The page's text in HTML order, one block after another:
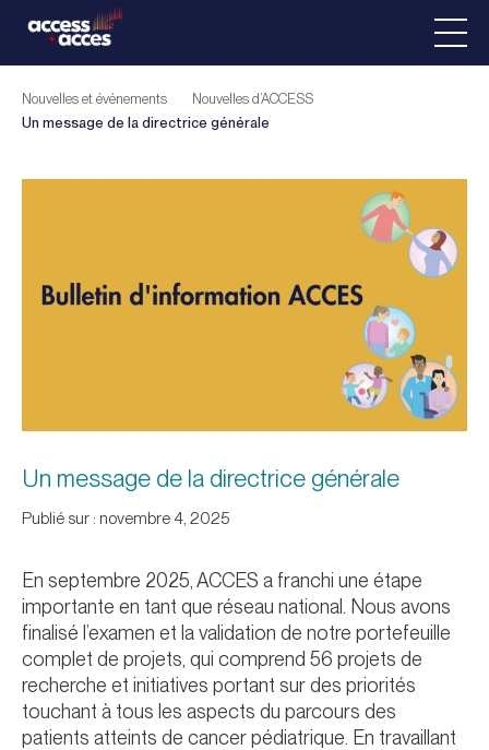
Nouvelles et événements
Nouvelles d’ACCESS
Un message de la directrice générale
Un message de la directrice générale
Publié sur : novembre 4, 2025
En septembre 2025, ACCES a franchi une étape
importante en tant que réseau national. Nous avons
finalisé l’examen et la validation de notre portefeuille
complet de projets, qui comprend 56 projets de
recherche et initiatives portant sur des priorités
touchant à tous les aspects du parcours des
patients atteints de cancer pédiatrique. En travaillant